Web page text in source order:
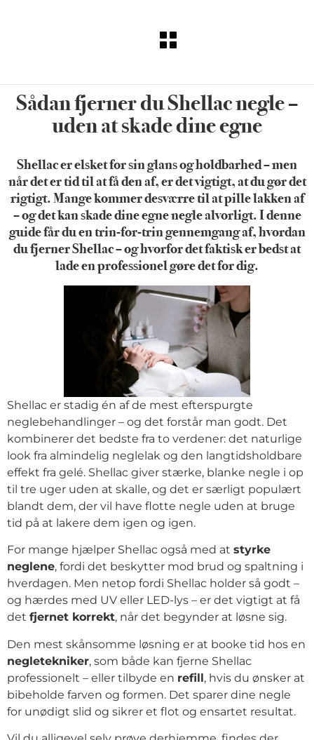
Sådan fjerner du Shellac negle –
uden at skade dine egne
Shellac er elsket for sin glans og holdbarhed – men
når det er tid til at få den af, er det vigtigt, at du gør det
rigtigt. Mange kommer desværre til at pille lakken af
– og det kan skade dine egne negle alvorligt. I denne
guide får du en trin-for-trin gennemgang af, hvordan
du fjerner Shellac – og hvorfor det faktisk er bedst at
lade en professionel gøre det for dig.
Shellac er stadig én af de mest efterspurgte
neglebehandlinger – og det forstår man godt. Det
kombinerer det bedste fra to verdener: det naturlige
look fra almindelig neglelak og den langtidsholdbare
effekt fra gelé. Shellac giver stærke, blanke negle i op
til tre uger uden at skalle, og det er særligt populært
blandt dem, der vil have flotte negle uden at bruge
tid på at lakere dem igen og igen.
For mange hjælper Shellac også med at styrke
neglene, fordi det beskytter mod brud og spaltning i
hverdagen. Men netop fordi Shellac holder så godt –
og hærdes med UV eller LED-lys – er det vigtigt at få
det fjernet korrekt, når det begynder at løsne sig.
Den mest skånsomme løsning er at booke tid hos en
negletekniker, som både kan fjerne Shellac
professionelt – eller tilbyde en refill, hvis du ønsker at
bibeholde farven og formen. Det sparer dine negle
for unødigt slid og sikrer et flot og ensartet resultat.